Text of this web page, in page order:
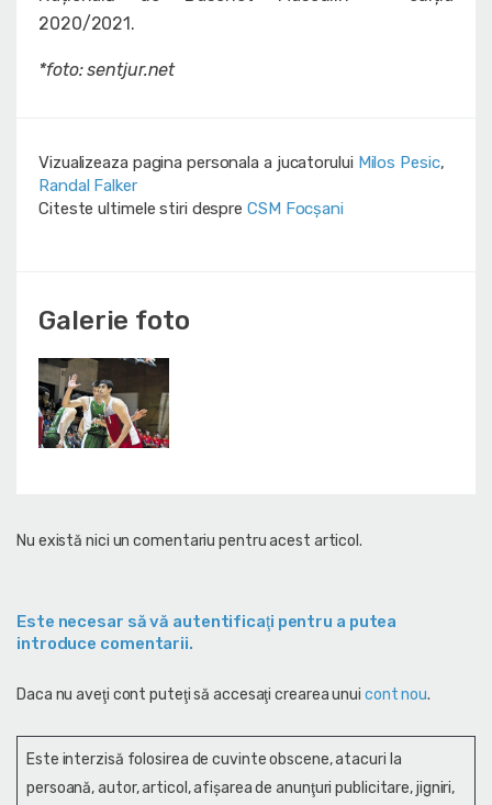
2020/2021.
*foto: sentjur.net
Vizualizeaza pagina personala a jucatorului Milos Pesic,
Randal Falker
Citeste ultimele stiri despre CSM Focșani
Galerie foto
Nu există nici un comentariu pentru acest articol.
Este necesar să vă autentificaţi pentru a putea
introduce comentarii.
Daca nu aveţi cont puteţi să accesaţi crearea unui cont nou.
Este interzisă folosirea de cuvinte obscene, atacuri la
persoană, autor, articol, afişarea de anunţuri publicitare, jigniri,